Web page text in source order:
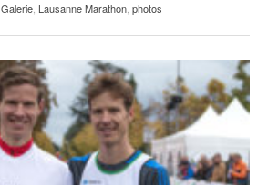
Galerie Lausanne Marathon photos